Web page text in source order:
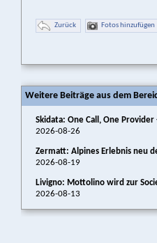
Zurück Fotos hinzufügen
Weitere Beiträge aus dem
Skidata: One Call, One
2026-08-26
Zermatt: Alpines Erlebnis neu
2026-08-19
Livigno: Mottolino wird zur
2026-08-13